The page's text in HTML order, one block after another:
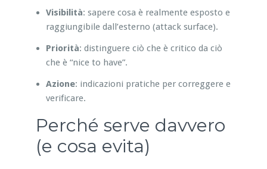
Visibilità: sapere cosa è realmente esposto e
raggiungibile dall’esterno (attack surface).
Priorità: distinguere ciò che è critico da ciò
che è “nice to have”.
Azione: indicazioni pratiche per correggere e
verificare.
Perché serve davvero
(e cosa evita)